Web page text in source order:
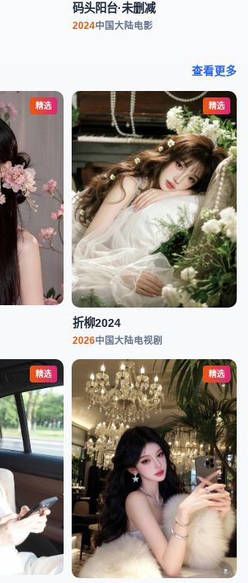
码头阳台·未删减
2024中国大陆电影
查看更多
精选 精选
折柳2024
2026中国大陆电视剧
精选 精选